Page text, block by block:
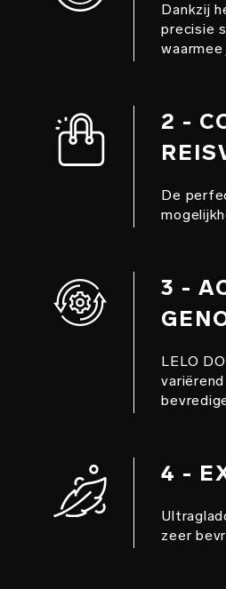
Dankzij
precisie
2 -
De
3 -
LELO
4 -
zeer